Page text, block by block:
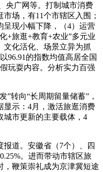
央广网等。打制城市消费
场，有11个市辖区入围；
呈现小幅下降，（4）运营
+旅逛+教育+农业”多元业
文化活化、场景立异为抓
96.91的指数均值高居全国
玩耍内容。分析实力百强
转向“长周期留量储蓄”，
显示：4月，激活旅逛消费
城市更新的主要载体，4
道。安徽省（7个）、四
。进而带动市辖区旅
，鞭策崇礼成为京津冀短途